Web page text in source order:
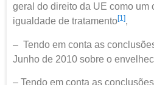
geral do direito da UE como um
igualdade de tratamento[1],
– Tendo em conta as
Junho de 2010 sobre o
– Tendo em conta as